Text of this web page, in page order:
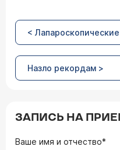
<
Назло рекордам >
ЗАПИСЬ НА
Ваше имя и отчество*